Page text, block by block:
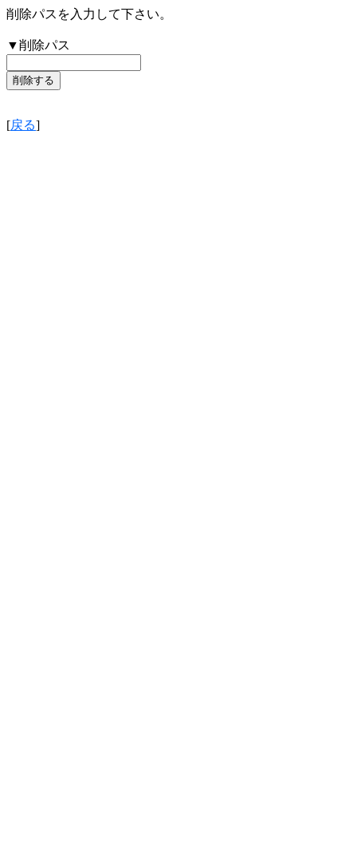
削除パスを入力して下さい。
▼削除パス
[戻る]